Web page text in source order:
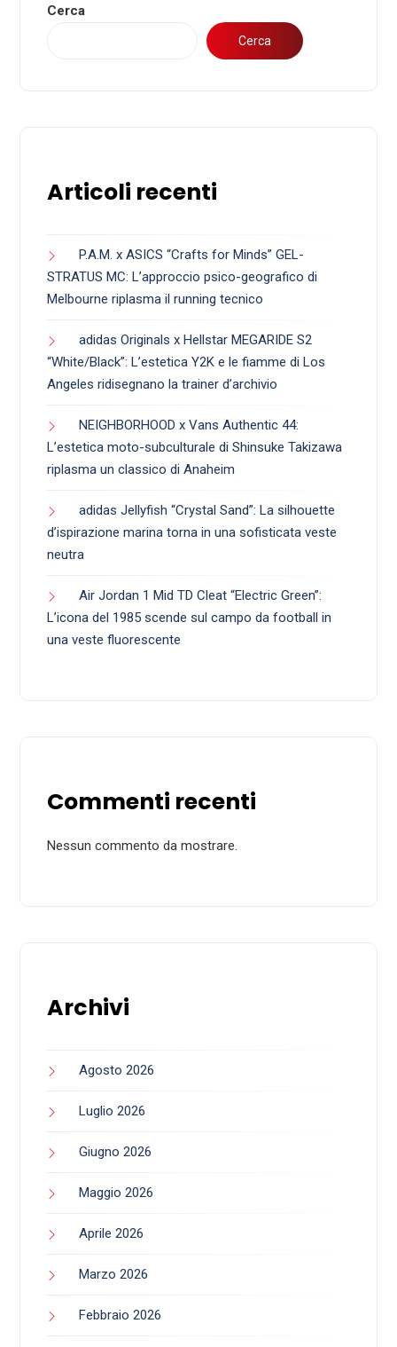
Cerca
Cerca
Articoli recenti
P.A.M. x ASICS “Crafts for Minds” GEL-
STRATUS MC: L’approccio psico-geografico di
Melbourne riplasma il running tecnico
adidas Originals x Hellstar MEGARIDE S2
“White/Black”: L’estetica Y2K e le fiamme di Los
Angeles ridisegnano la trainer d’archivio
NEIGHBORHOOD x Vans Authentic 44:
L’estetica moto-subculturale di Shinsuke Takizawa
riplasma un classico di Anaheim
adidas Jellyfish “Crystal Sand”: La silhouette
d’ispirazione marina torna in una sofisticata veste
neutra
Air Jordan 1 Mid TD Cleat “Electric Green”:
L’icona del 1985 scende sul campo da football in
una veste fluorescente
Commenti recenti
Nessun commento da mostrare.
Archivi
Agosto 2026
Luglio 2026
Giugno 2026
Maggio 2026
Aprile 2026
Marzo 2026
Febbraio 2026